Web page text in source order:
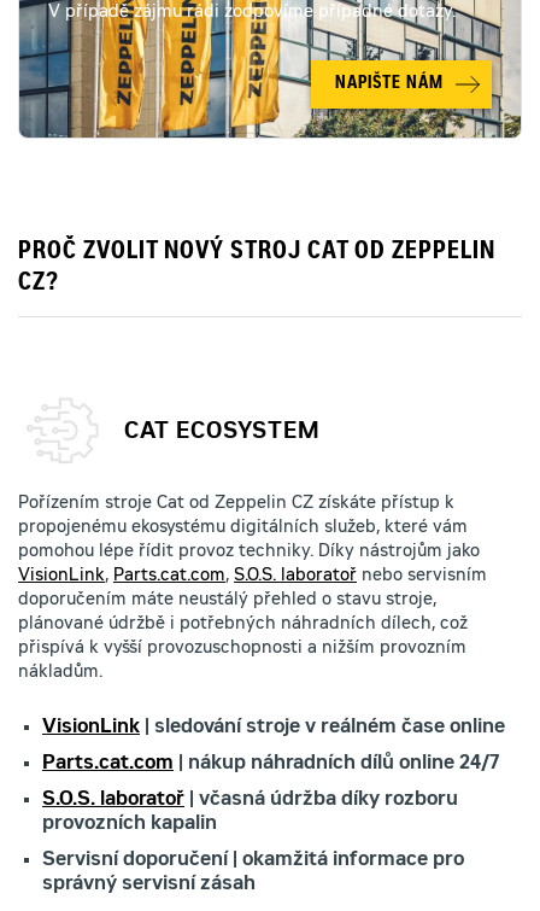
V případě zájmu rádi zodpovíme případné dotazy.
NAPIŠTE NÁM
PROČ ZVOLIT NOVÝ STROJ CAT OD ZEPPELIN
CZ?
CAT ECOSYSTEM
Pořízením stroje Cat od Zeppelin CZ získáte přístup k
propojenému ekosystému digitálních služeb, které vám
pomohou lépe řídit provoz techniky. Díky nástrojům jako
VisionLink, Parts.cat.com, S.O.S. laboratoř nebo servisním
doporučením máte neustálý přehled o stavu stroje,
plánované údržbě i potřebných náhradních dílech, což
přispívá k vyšší provozuschopnosti a nižším provozním
nákladům.
VisionLink | sledování stroje v reálném čase online
Parts.cat.com | nákup náhradních dílů online 24/7
S.O.S. laboratoř | včasná údržba díky rozboru
provozních kapalin
Servisní doporučení | okamžitá informace pro
správný servisní zásah